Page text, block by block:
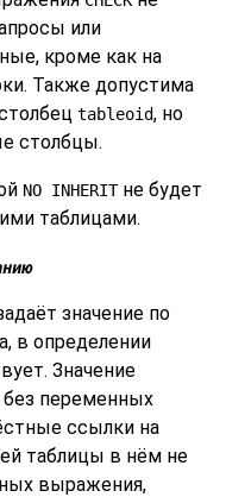
или
кроме как на
Также допустима
tableoid, но
столбцы.
NO INHERITне будет
таблицами.
значение по
в определении
Значение
переменных
ссылки на
таблицы в нём не
выражения,